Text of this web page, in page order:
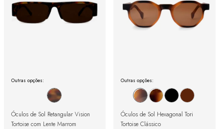
Outras opções:
Óculos de Sol Retangular Vision
Tortoise com Lente Marrom
Outras opções:
Óculos de Sol Hexagonal Tori
Tortoise Clássico